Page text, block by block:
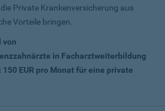
Private Krankenversicherung aus
Vorteile bringen.
von
in Facharztweiterbildung
EUR pro Monat für eine private